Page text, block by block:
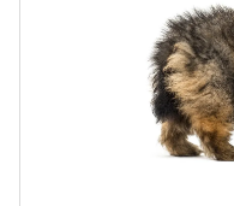
visitas frequentes ao